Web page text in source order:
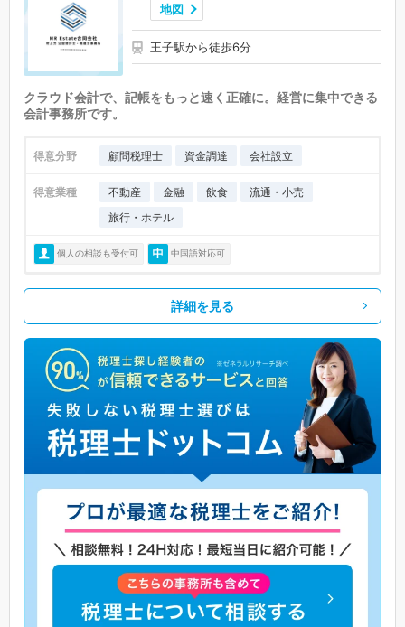
地図
王子駅から徒歩6分
クラウド会計で、記帳をもっと速く正確に。経営に集中できる
会計事務所です。
得意分野 顧問税理士 資金調達 会社設立
得意業種 不動産 金融 飲食
流通・小売
旅行・ホテル
個人の相談も受付可 中国語対応可
詳細を見る